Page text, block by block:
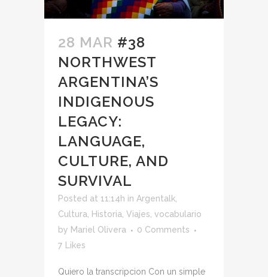
28 MAR #38
NORTHWEST
ARGENTINA’S
INDIGENOUS
LEGACY:
LANGUAGE,
CULTURE, AND
SURVIVAL
Posted at 11:14h in Argentalk
Cultura
Historia Viajes vocabulario
by Mariel Olivera
0 Comments
7
Likes
Quiero la transcripcion Con un simple